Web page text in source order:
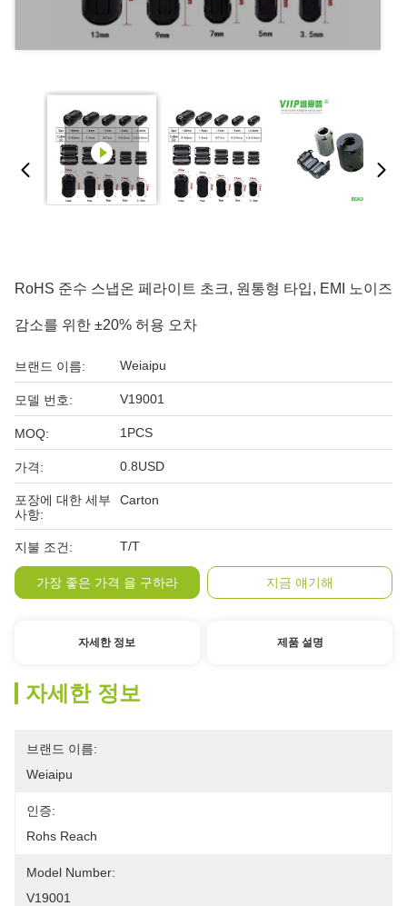
RoHS 준수 스냅온 페라이트 초크, 원통형 타입, EMI 노이즈
감소를 위한 ±20% 허용 오차
브랜드 이름: Weiaipu
모델 번호: V19001
MOQ: 1PCS
가격: 0.8USD
포장에 대한 세부
사항:
Carton
지불 조건: T/T
가장 좋은 가격 을 구하라 지금 얘기해
자세한 정보 제품 설명
자세한 정보
브랜드 이름:
Weiaipu
인증:
Rohs Reach
Model Number:
V19001